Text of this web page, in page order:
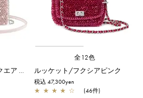
全12色
ルッケット/フクシアピンク
税込 47,300yen
★ ★ ★ ★ ☆ (46件)